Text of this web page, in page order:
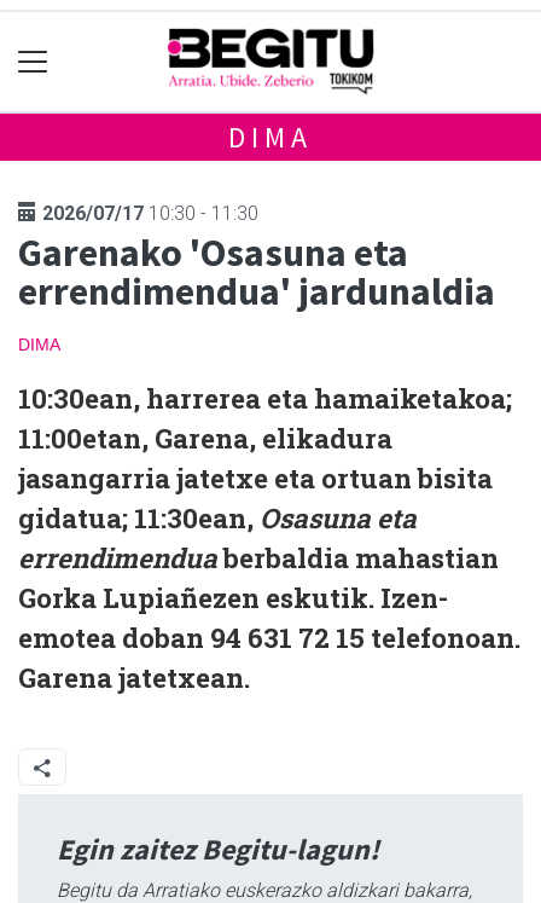
DIMA
2026/07/17 10:30 - 11:30
Garenako 'Osasuna eta
errendimendua' jardunaldia
DIMA
10:30ean, harrerea eta hamaiketakoa;
11:00etan, Garena, elikadura
jasangarria jatetxe eta ortuan bisita
gidatua; 11:30ean, Osasuna eta
errendimenduaberbaldia mahastian
Gorka Lupiañezen eskutik. Izen-
emotea doban 94 631 72 15 telefonoan.
Garena jatetxean.
Egin zaitez Begitu-lagun!
Begitu da Arratiako euskerazko aldizkari bakarra,